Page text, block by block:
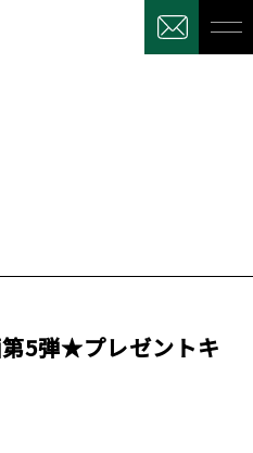
5弾★プレゼントキ